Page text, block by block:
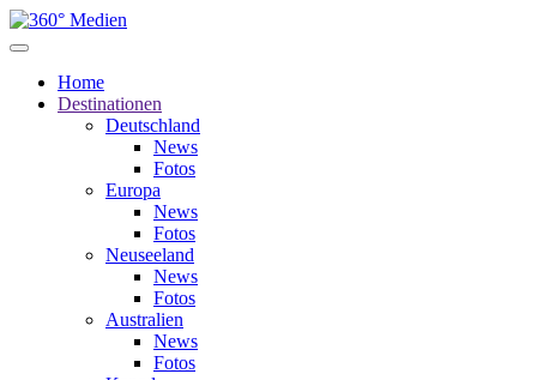
Home
Destinationen
Deutschland
News
Fotos
Europa
News
Fotos
Neuseeland
News
Fotos
Australien
News
Fotos